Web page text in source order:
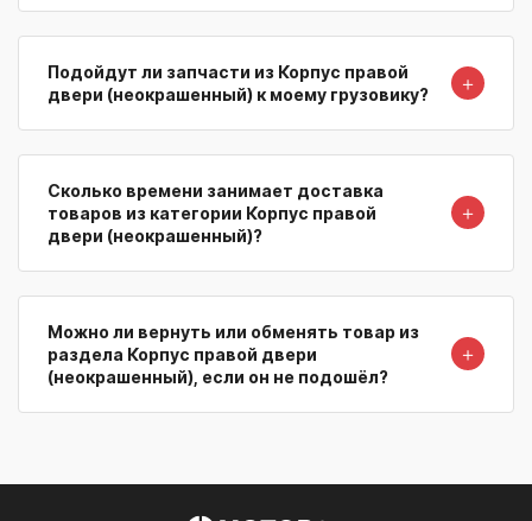
Подойдут ли запчасти из Корпус правой
двери (неокрашенный) к моему грузовику?
＋
Сколько времени занимает доставка
товаров из категории Корпус правой
двери (неокрашенный)?
＋
Можно ли вернуть или обменять товар из
раздела Корпус правой двери
(неокрашенный), если он не подошёл?
＋